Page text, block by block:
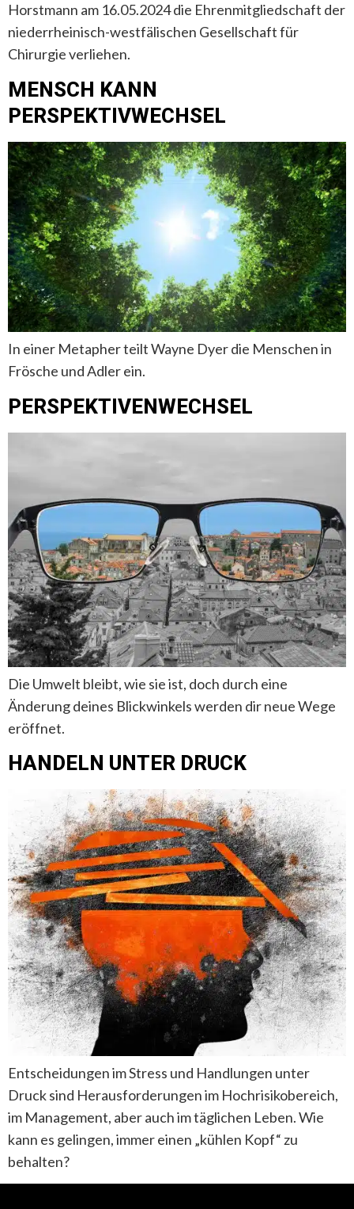
Horstmann am 16.05.2024 die Ehrenmitgliedschaft der
niederrheinisch-westfälischen Gesellschaft für
Chirurgie verliehen.
MENSCH KANN
PERSPEKTIVWECHSEL
In einer Metapher teilt Wayne Dyer die Menschen in
Frösche und Adler ein.
PERSPEKTIVENWECHSEL
Die Umwelt bleibt, wie sie ist, doch durch eine
Änderung deines Blickwinkels werden dir neue Wege
eröffnet.
HANDELN UNTER DRUCK
Entscheidungen im Stress und Handlungen unter
Druck sind Herausforderungen im Hochrisikobereich,
im Management, aber auch im täglichen Leben. Wie
kann es gelingen, immer einen „kühlen Kopf“ zu
behalten?